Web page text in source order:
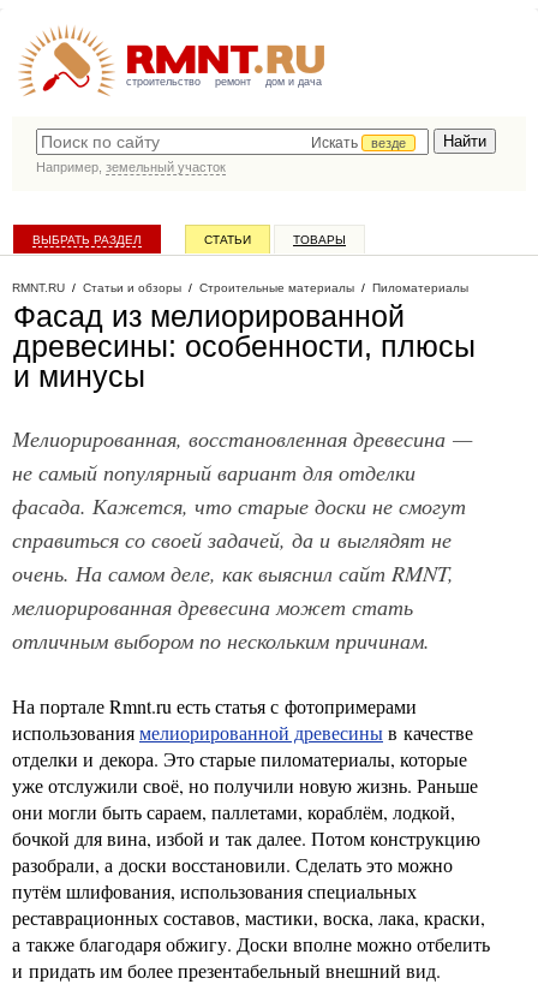
строительство ремонт дом и дача
Искать
везде
Например, земельный участок
ВЫБРАТЬ РАЗДЕЛ СТАТЬИ ТОВАРЫ
RMNT.RU / Статьи и обзоры / Строительные материалы / Пиломатериалы
Фасад из мелиорированной
древесины: особенности, плюсы
и минусы
Мелиорированная, восстановленная древесина —
не самый популярный вариант для отделки
фасада. Кажется, что старые доски не смогут
справиться со своей задачей, да и выглядят не
очень. На самом деле, как выяснил сайт RMNT,
мелиорированная древесина может стать
отличным выбором по нескольким причинам.
На портале Rmnt.ru есть статья с фотопримерами
использованиямелиорированной древесиныв качестве
отделки и декора. Это старые пиломатериалы, которые
уже отслужили своё, но получили новую жизнь. Раньше
они могли быть сараем, паллетами, кораблём, лодкой,
бочкой для вина, избой и так далее. Потом конструкцию
разобрали, а доски восстановили. Сделать это можно
путём шлифования, использования специальных
реставрационных составов, мастики, воска, лака, краски,
а также благодаря обжигу. Доски вполне можно отбелить
и придать им более презентабельный внешний вид.